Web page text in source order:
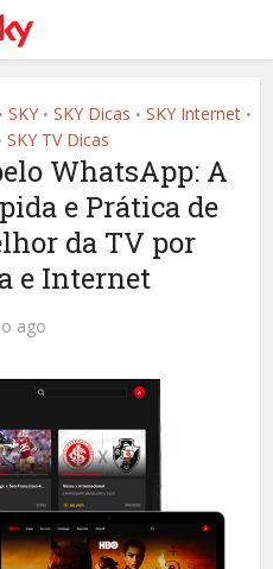
• SKY • SKY Dicas • SKY Internet •
SKY TV Dicas
WhatsApp: A
e Prática de
da TV por
e Internet
ago